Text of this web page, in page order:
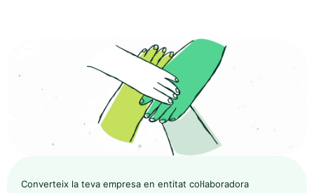
Converteix la teva empresa en entitat col·laboradora